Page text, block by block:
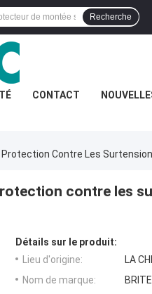
Recherche
CONTACT
Contre Les
contre les
Détails sur le produit:
Lieu d'origine:
LA
Nom de marque: